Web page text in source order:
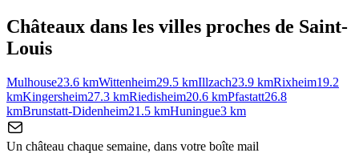
Châteaux dans les villes proches de Saint-
Louis
Mulhouse23.6 kmWittenheim29.5 kmIllzach23.9 kmRixheim19.2
kmKingersheim27.3 kmRiedisheim20.6 kmPfastatt26.8
kmBrunstatt-Didenheim21.5 kmHuningue3 km
Un château chaque semaine, dans votre boîte mail